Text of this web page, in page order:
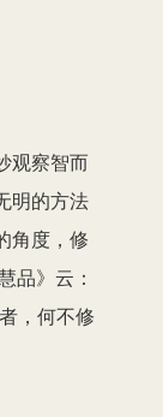
观察智而
明的方法
角度，修
品》云：
，何不修